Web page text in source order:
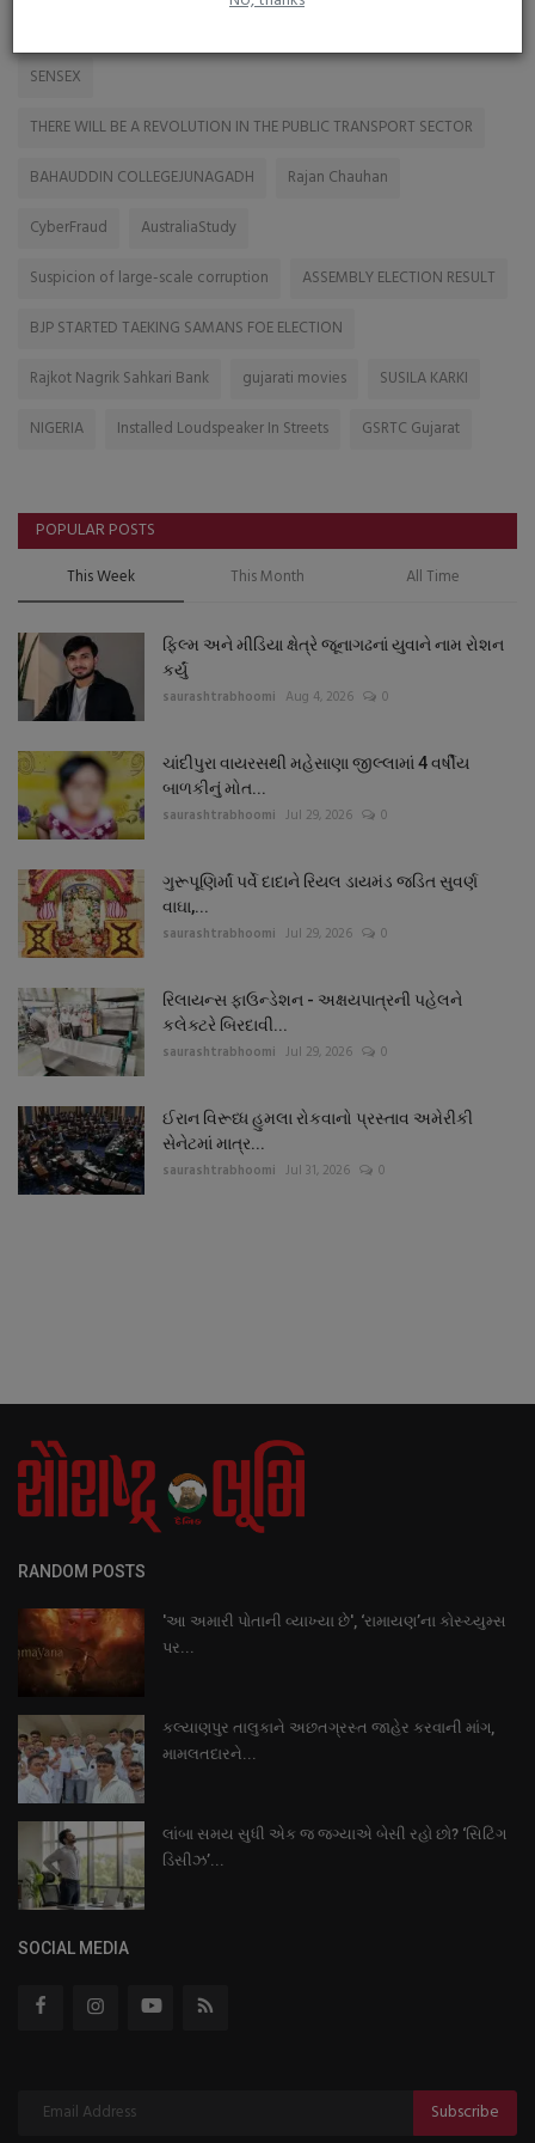
SENSEX
THERE WILL BE A REVOLUTION IN THE PUBLIC TRANSPORT SECTOR
BAHAUDDIN COLLEGEJUNAGADH
Rajan Chauhan
CyberFraud
AustraliaStudy
Suspicion of large-scale corruption
ASSEMBLY ELECTION RESULT
BJP STARTED TAEKING SAMANS FOE ELECTION
Rajkot Nagrik Sahkari Bank
gujarati movies
SUSILA KARKI
NIGERIA
Installed Loudspeaker In Streets GSRTC Gujarat
POPULAR POSTS
This Week This Month All Time
ફિલ્મ અને મીડિયા ક્ષેત્રે જૂનાગઢનાં યુવાને નામ રોશન
કર્યું
saurashtrabhoomi Aug 4, 2026 0
ચાંદીપુરા વાયરસથી મહેસાણા જીલ્લામાં 4 વર્ષીય
બાળકીનું મોત...
saurashtrabhoomi Jul 29, 2026 0
ગુરૂપૂણિર્માં પર્વે દાદાને રિયલ ડાયમંડ જડિત સુવર્ણ
વાઘા,...
saurashtrabhoomi Jul 29, 2026 0
રિલાયન્સ ફાઉન્ડેશન - અક્ષયપાત્રની પહેલને
કલેક્ટરે બિરદાવી...
saurashtrabhoomi Jul 29, 2026 0
ઈરાન વિરૂધ્ધ હુમલા રોકવાનો પ્રસ્તાવ અમેરીકી
સેનેટમાં માત્ર...
saurashtrabhoomi Jul 31, 2026 0
RANDOM POSTS
'આ અમારી પોતાની વ્યાખ્યા છે', ‘રામાયણ’ના કોસ્ચ્યુમ્સ
પર...
કલ્યાણપુર તાલુકાને અછતગ્રસ્ત જાહેર કરવાની માંગ,
મામલતદારને...
લાંબા સમય સુધી એક જ જગ્યાએ બેસી રહો છો? ‘સિટિંગ
ડિસીઝ’...
SOCIAL MEDIA
Subscribe